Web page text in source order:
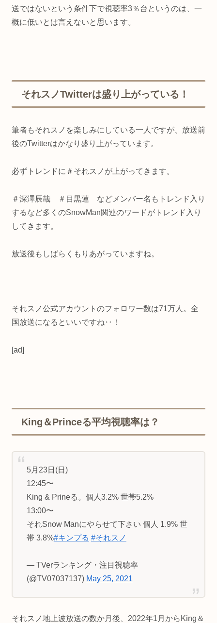
送ではないという条件下で視聴率3％台というのは、一
概に低いとは言えないと思います。
それスノTwitterは盛り上がっている！
筆者もそれスノを楽しみにしている一人ですが、放送前
後のTwitterはかなり盛り上がっています。
必ずトレンドに＃それスノが上がってきます。
＃深澤辰哉 ＃目黒蓮 などメンバー名もトレンド入り
するなど多くのSnowMan関連のワードがトレンド入り
してきます。
放送後もしばらくもりあがっていますね。
それスノ公式アカウントのフォロワー数は71万人。全
国放送になるといいですね‥！
[ad]
King＆Princeる平均視聴率は？
5月23日(日)
12:45〜
King & Prineる。個人3.2% 世帯5.2%
13:00〜
それSnow Manにやらせて下さい 個人 1.9% 世
帯 3.8%#キンプる #それスノ
— TVerランキング・注目視聴率
(@TV07037137) May 25, 2021
それスノ地上波放送の数か月後、2022年1月からKing＆